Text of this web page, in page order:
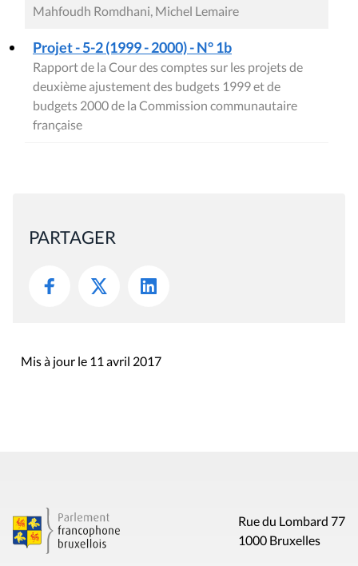
Mahfoudh Romdhani, Michel Lemaire
Projet - 5-2 (1999 - 2000) - N° 1b
Rapport de la Cour des comptes sur les projets de
deuxième ajustement des budgets 1999 et de
budgets 2000 de la Commission communautaire
française
PARTAGER
Mis à jour le 11 avril 2017
Rue du Lombard 77
1000 Bruxelles